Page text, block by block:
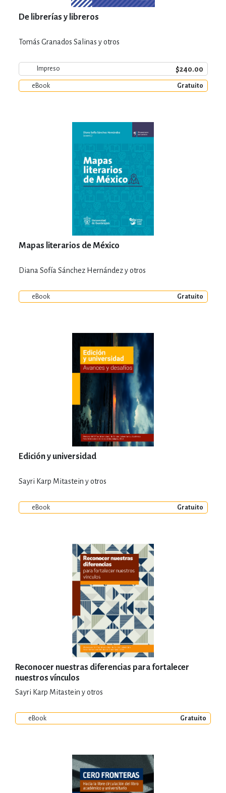
De librerías y libreros
Tomás Granados Salinas y otros
Impreso $240.00
eBook Gratuito
Mapas literarios de México
Diana Sofía Sánchez Hernández y otros
eBook Gratuito
Edición y universidad
Sayri Karp Mitastein y otros
eBook Gratuito
Reconocer nuestras diferencias para fortalecer
nuestros vínculos
Sayri Karp Mitastein y otros
eBook Gratuito